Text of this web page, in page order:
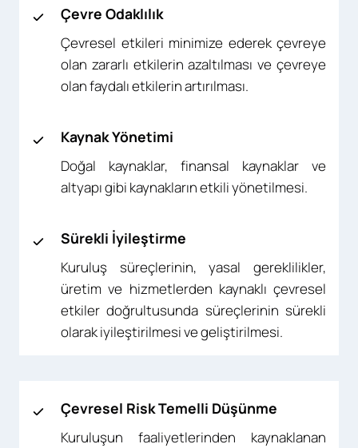
Çevre Odaklılık
Çevresel etkileri minimize ederek çevreye
olan zararlı etkilerin azaltılması ve çevreye
olan faydalı etkilerin artırılması.
Kaynak Yönetimi
Doğal kaynaklar, finansal kaynaklar ve
altyapı gibi kaynakların etkili yönetilmesi.
Sürekli İyileştirme
Kuruluş süreçlerinin, yasal gereklilikler,
üretim ve hizmetlerden kaynaklı çevresel
etkiler doğrultusunda süreçlerinin sürekli
olarak iyileştirilmesi ve geliştirilmesi.
Çevresel Risk Temelli Düşünme
Kuruluşun faaliyetlerinden kaynaklanan